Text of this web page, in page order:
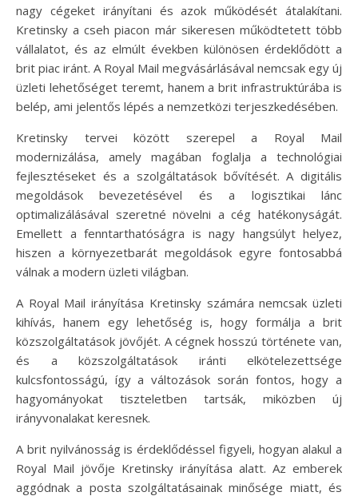
nagy cégeket irányítani és azok működését átalakítani.
Kretinsky a cseh piacon már sikeresen működtetett több
vállalatot, és az elmúlt években különösen érdeklődött a
brit piac iránt. A Royal Mail megvásárlásával nemcsak egy új
üzleti lehetőséget teremt, hanem a brit infrastruktúrába is
belép, ami jelentős lépés a nemzetközi terjeszkedésében.
Kretinsky tervei között szerepel a Royal Mail
modernizálása, amely magában foglalja a technológiai
fejlesztéseket és a szolgáltatások bővítését. A digitális
megoldások bevezetésével és a logisztikai lánc
optimalizálásával szeretné növelni a cég hatékonyságát.
Emellett a fenntarthatóságra is nagy hangsúlyt helyez,
hiszen a környezetbarát megoldások egyre fontosabbá
válnak a modern üzleti világban.
A Royal Mail irányítása Kretinsky számára nemcsak üzleti
kihívás, hanem egy lehetőség is, hogy formálja a brit
közszolgáltatások jövőjét. A cégnek hosszú története van,
és a közszolgáltatások iránti elkötelezettsége
kulcsfontosságú, így a változások során fontos, hogy a
hagyományokat tiszteletben tartsák, miközben új
irányvonalakat keresnek.
A brit nyilvánosság is érdeklődéssel figyeli, hogyan alakul a
Royal Mail jövője Kretinsky irányítása alatt. Az emberek
aggódnak a posta szolgáltatásainak minősége miatt, és